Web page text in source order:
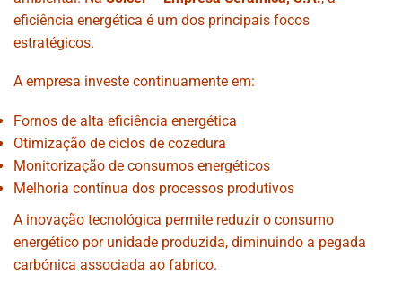
eficiência energética é um dos principais focos
estratégicos.
A empresa investe continuamente em:
Fornos de alta eficiência energética
Otimização de ciclos de cozedura
Monitorização de consumos energéticos
Melhoria contínua dos processos produtivos
A inovação tecnológica permite reduzir o consumo
energético por unidade produzida, diminuindo a pegada
carbónica associada ao fabrico.